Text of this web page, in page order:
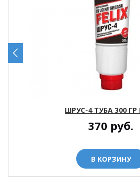
ШРУС-4 ТУБА 300 ГР
370 руб.
В КОРЗИНУ